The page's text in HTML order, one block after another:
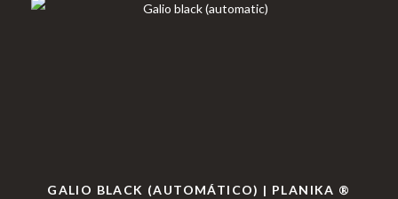
GALIO BLACK (AUTOMÁTICO) | PLANIKA ®